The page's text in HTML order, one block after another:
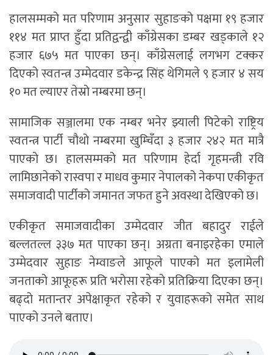
हालसम्मको मत परिणाम अनुसार सुहाङको पक्षमा १९ हजार
११४ मत प्राप्त हुँदा प्रतिद्वन्द्वी काँग्रेसका डम्बर खड्काले १२
हजार ६७५ मत पाएका छन्। काँग्रेसलाई लगभग टक्कर
दिएको स्वतन्त्र उम्मेदवार डकेन्द्र सिंह थेगिमले ९ हजार ४ सय
१० मत ल्याएर तेस्रो नम्बरमा छन्।
सामाजिक सञ्जालमा एक नम्बर भनेर झ्याली पिटेको राष्ट्रिय
स्वतन्त्र पार्टी चौथो नम्बरमा खुम्चिँदा ३ हजार २४२ मत मात्रै
पाएको छ। हालसम्मको मत परिणाम हेर्दा गृहमन्त्री रवि
लामिछानेको रास्वपा र माधव कुमार नेपालको नेकपा एकीकृत
समाजवादी पार्टीको जमानत जफत हुने अवस्था देखिएको छ।
एकीकृत समाजवादीका उम्मेदवार जीत बहादुर राईले
बल्लतल्ल ३३७ मत पाएका छन्। अग्रता बनाइरहेका एमाले
उम्मेदवार सुहाङ नेम्वाङले आफूले पाएको मत इलामेली
जनताको आफूहरू प्रति भरोसा रहेको प्रतिक्रिया दिएका छन्।
बढ्दो मतान्तर अपेक्षाकृत रहेको र युवाहरूको समेत साथ
पाएको उनले बताए।